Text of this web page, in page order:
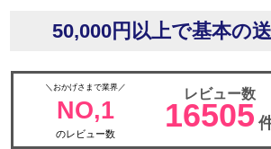
50,000円以上で基本の
＼おかげさまで業界／
NO,1
のレビュー数
レビュー数
16505